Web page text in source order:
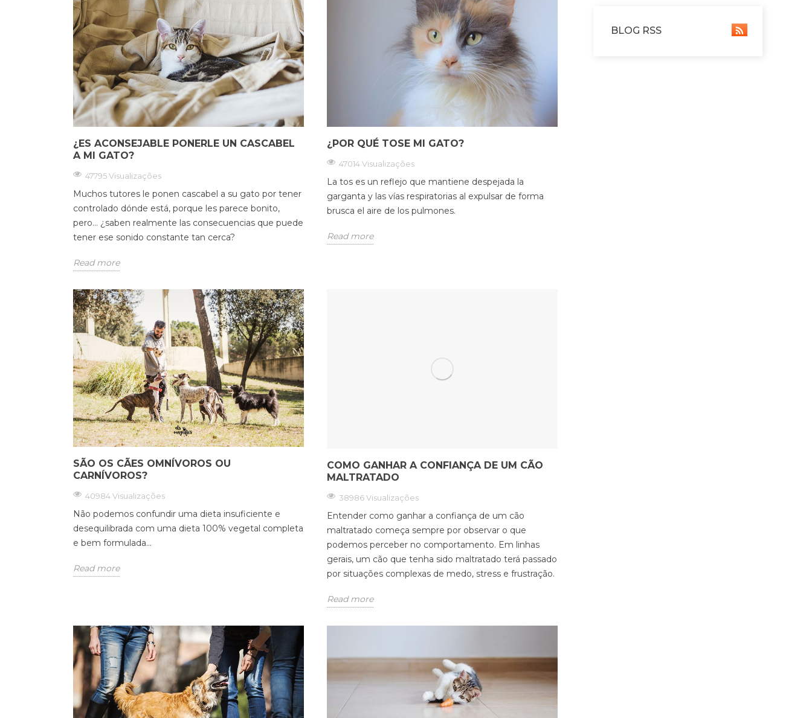
¿ES ACONSEJABLE PONERLE UN CASCABEL
A MI GATO?
47795 Visualizações
Muchos tutores le ponen cascabel a su gato por tener
controlado dónde está, porque les parece bonito,
pero… ¿saben realmente las consecuencias que puede
tener ese sonido constante tan cerca?
Read more
¿POR QUÉ TOSE MI GATO?
47014 Visualizações
La tos es un reflejo que mantiene despejada la
garganta y las vías respiratorias al expulsar de forma
brusca el aire de los pulmones.
Read more
SÃO OS CÃES OMNÍVOROS OU
CARNÍVOROS?
40984 Visualizações
Não podemos confundir uma dieta insuficiente e
desequilibrada com uma dieta 100% vegetal completa
e bem formulada...
Read more
COMO GANHAR A CONFIANÇA DE UM CÃO
MALTRATADO
38986 Visualizações
Entender como ganhar a confiança de um cão
maltratado começa sempre por observar o que
podemos perceber no comportamento. Em linhas
gerais, um cão que tenha sido maltratado terá passado
por situações complexas de medo, stress e frustração.
Read more
BLOG RSS